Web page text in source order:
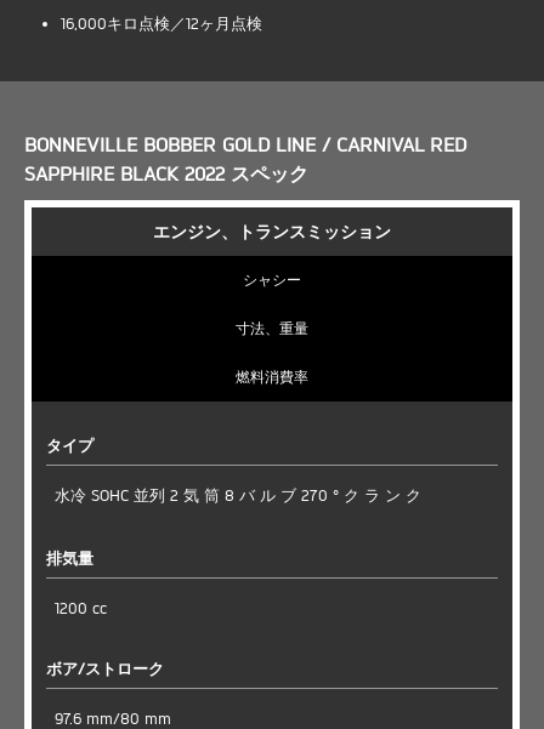
16,000キロ点検／12ヶ月点検
BONNEVILLE BOBBER GOLD LINE / CARNIVAL RED
SAPPHIRE BLACK 2022 スペック
エンジン、トランスミッション
シャシー
寸法、重量
燃料消費率
タイプ
水冷 SOHC 並列 2 気 筒 8 バ ル ブ 270 ° ク ラ ン ク
排気量
1200 cc
ボア/ストローク
97.6 mm/80 mm